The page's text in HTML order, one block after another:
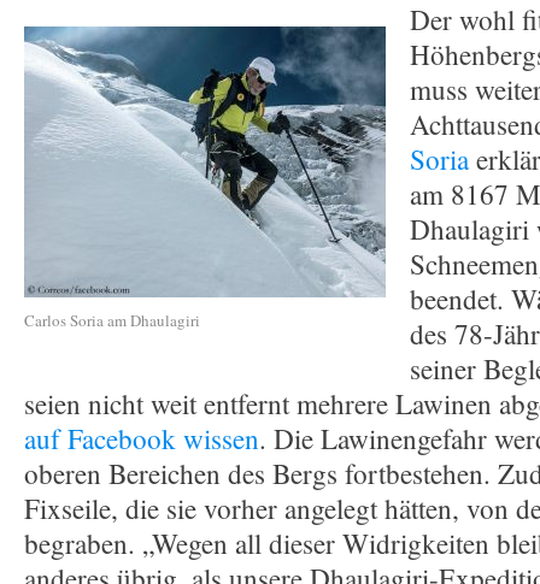
Carlos Soria am Dhaulagiri
Der wohl
muss
Soria
am 8167
Dhaulagiri
beendet.
des 78-
seiner
seien nicht weit entfernt mehrere Lawinen
auf Facebook wissen. Die Lawinengefahr
oberen Bereichen des Bergs fortbestehen.
Fixseile, die sie vorher angelegt hätten, von
begraben. „Wegen all dieser Widrigkeiten